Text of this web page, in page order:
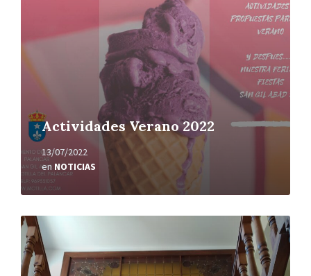
Actividades Verano 2022
13/07/2022
en NOTICIAS
Leer
más